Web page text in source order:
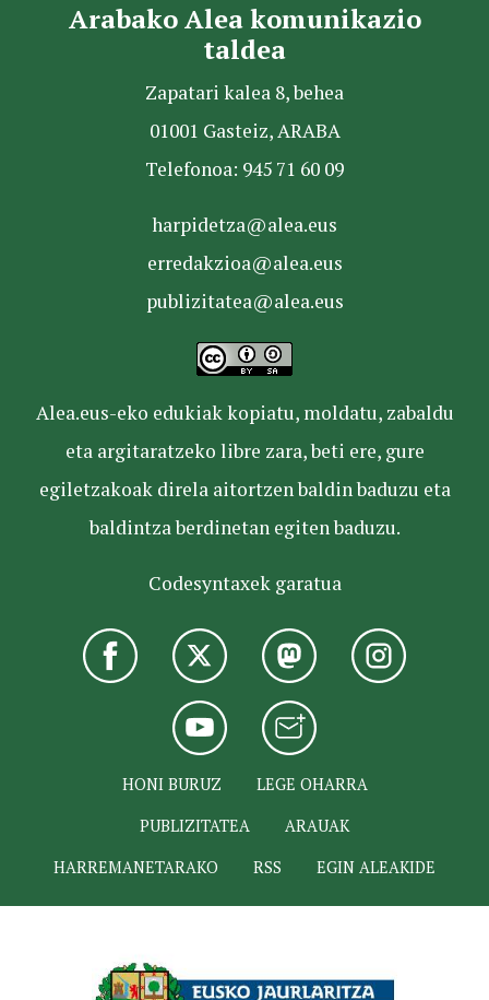
Arabako Alea komunikazio
taldea
Zapatari kalea 8, behea
01001 Gasteiz, ARABA
Telefonoa: 945 71 60 09
harpidetza@alea.eus
erredakzioa@alea.eus
publizitatea@alea.eus
Alea.eus-eko edukiak kopiatu, moldatu, zabaldu
eta argitaratzeko libre zara, beti ere, gure
egiletzakoak direla aitortzen baldin baduzu eta
baldintza berdinetan egiten baduzu.
Codesyntaxek garatua
HONI BURUZ
LEGE OHARRA
PUBLIZITATEA
ARAUAK
HARREMANETARAKO
RSS EGIN ALEAKIDE